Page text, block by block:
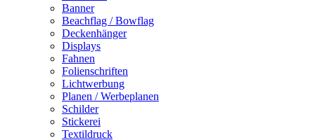
Banner
Beachflag / Bowflag
Deckenhänger
Displays
Fahnen
Folienschriften
Lichtwerbung
Planen / Werbeplanen
Schilder
Stickerei
Textildruck